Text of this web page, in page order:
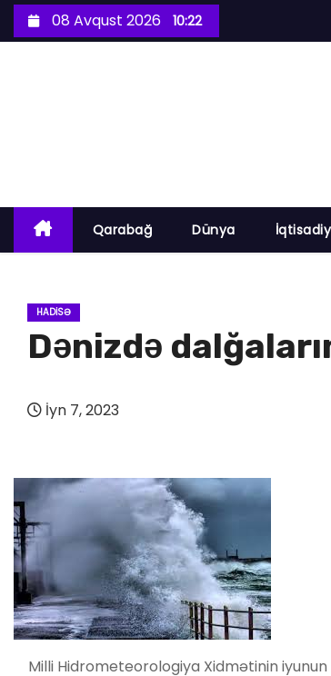
k
08 Avqust 2026 10:22
Qarabağ Dünya
HADISƏ
Dənizdə
İyn 7, 2023
Milli Hidrometeorologiya Xidmətinin